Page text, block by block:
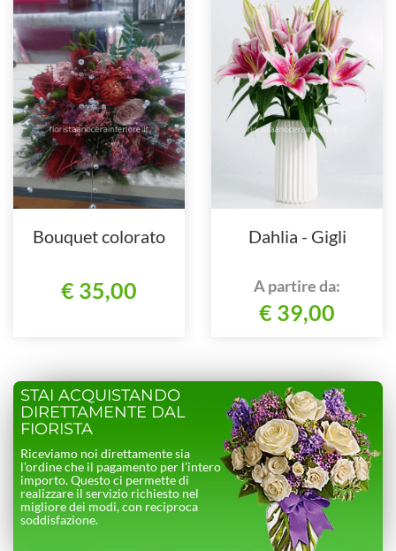
Bouquet colorato
€ 35,00
Dahlia - Gigli
A partire da:
€ 39,00
STAI ACQUISTANDO
DIRETTAMENTE DAL
FIORISTA
Riceviamo noi direttamente sia
l’ordine che il pagamento per l’intero
importo. Questo ci permette di
realizzare il servizio richiesto nel
migliore dei modi, con reciproca
soddisfazione.